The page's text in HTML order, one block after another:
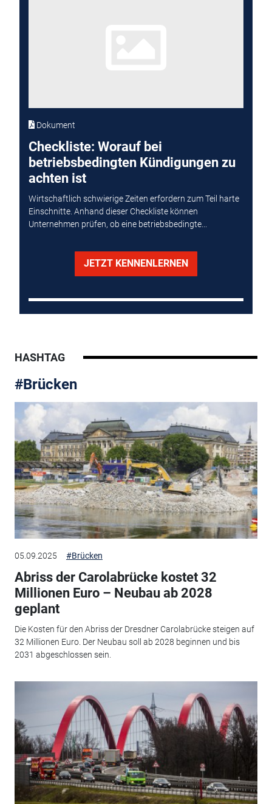
Dokument
Checkliste: Worauf bei
betriebsbedingten Kündigungen zu
achten ist
Wirtschaftlich schwierige Zeiten erfordern zum Teil harte
Einschnitte. Anhand dieser Checkliste können
Unternehmen prüfen, ob eine betriebsbedingte...
JETZT KENNENLERNEN
HASHTAG
#Brücken
05.09.2025 #Brücken
Abriss der Carolabrücke kostet 32
Millionen Euro – Neubau ab 2028
geplant
Die Kosten für den Abriss der Dresdner Carolabrücke steigen auf
32 Millionen Euro. Der Neubau soll ab 2028 beginnen und bis
2031 abgeschlossen sein.